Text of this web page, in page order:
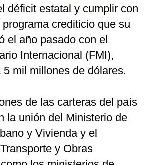
déficit estatal y cumplir con
crediticio que su
el año pasado con el
Internacional (FMI),
5 mil millones de dólares.
de las carteras del país
la unión del Ministerio de
y Vivienda y el
y Obras